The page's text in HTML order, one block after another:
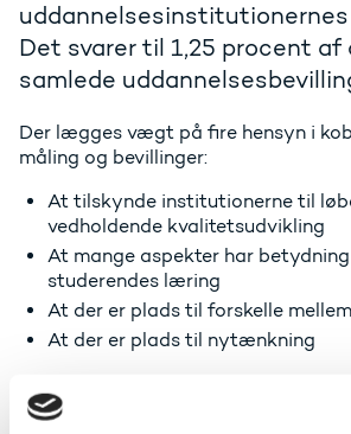
Det svarer til 1,25 procent af
samlede
Der lægges vægt på fire hensyn i
måling og bevillinger:
At tilskynde institutionerne til
vedholdende kvalitetsudvikling
At mange aspekter har
studerendes læring
At der er plads til forskelle
At der er plads til nytænkning
Læringsbarometeret og de fem